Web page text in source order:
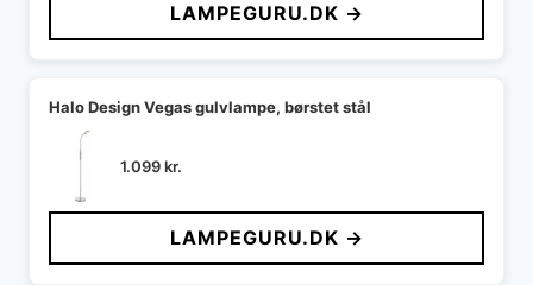
LAMPEGURU.DK →
Halo Design Vegas gulvlampe, børstet stål
1.099kr.
LAMPEGURU.DK →